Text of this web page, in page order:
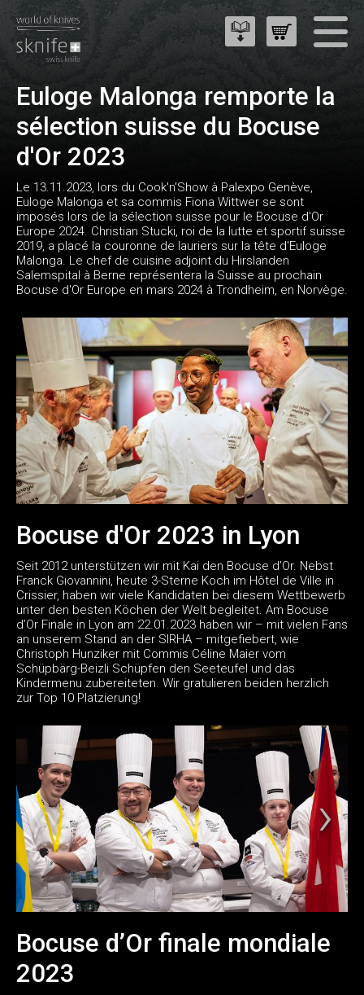
Euloge Malonga remporte la
sélection suisse du Bocuse
d'Or 2023
Le 13.11.2023, lors du Cook'n'Show à Palexpo Genève,
Euloge Malonga et sa commis Fiona Wittwer se sont
imposés lors de la sélection suisse pour le Bocuse d'Or
Europe 2024. Christian Stucki, roi de la lutte et sportif suisse
2019, a placé la couronne de lauriers sur la tête d'Euloge
Malonga. Le chef de cuisine adjoint du Hirslanden
Salemspital à Berne représentera la Suisse au prochain
Bocuse d'Or Europe en mars 2024 à Trondheim, en Norvège.
Bocuse d'Or 2023 in Lyon
Seit 2012 unterstützen wir mit Kai den Bocuse d’Or. Nebst
Franck Giovannini, heute 3-Sterne Koch im Hôtel de Ville in
Crissier, haben wir viele Kandidaten bei diesem Wettbewerb
unter den besten Köchen der Welt begleitet. Am Bocuse
d’Or Finale in Lyon am 22.01.2023 haben wir – mit vielen Fans
an unserem Stand an der SIRHA – mitgefiebert, wie
Christoph Hunziker mit Commis Céline Maier vom
Schüpbärg-Beizli Schüpfen den Seeteufel und das
Kindermenu zubereiteten. Wir gratulieren beiden herzlich
zur Top 10 Platzierung!
Bocuse d’Or finale mondiale
2023